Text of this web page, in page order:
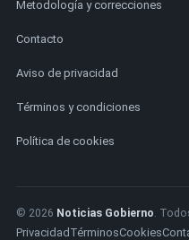
Metodología y correcciones
Contacto
Aviso de privacidad
Términos y condiciones
Política de cookies
© 2026 Noticias Gobierno.
Privacidad TérminosCookies